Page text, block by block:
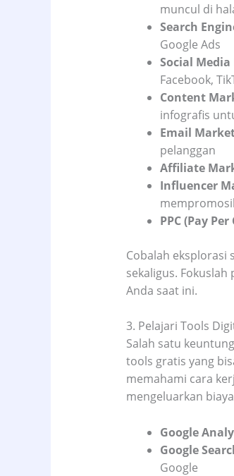
muncul di
Search
Google Ads
Social
Facebook,
Content
infografis
Email
pelanggan
Affiliate
Influencer
PPC (Pay Per
Cobalah eksplorasi
sekaligus.
Anda saat ini.
3. Pelajari Tools
Salah satu
tools gratis yang
memahami cara
mengeluarkan
Google
Google
Google